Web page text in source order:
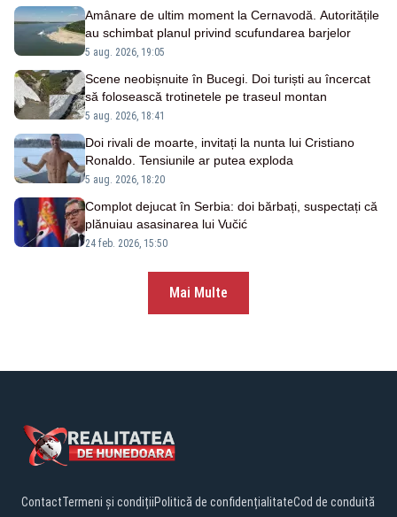
Amânare de ultim moment la Cernavodă. Autoritățile
au schimbat planul privind scufundarea barjelor
5 aug. 2026, 19:05
Scene neobișnuite în Bucegi. Doi turiști au încercat
să folosească trotinetele pe traseul montan
5 aug. 2026, 18:41
Doi rivali de moarte, invitați la nunta lui Cristiano
Ronaldo. Tensiunile ar putea exploda
5 aug. 2026, 18:20
Complot dejucat în Serbia: doi bărbați, suspectați că
plănuiau asasinarea lui Vučić
24 feb. 2026, 15:50
Mai Multe
ContactTermeni și condițiiPolitică de confidențialitateCod de conduită